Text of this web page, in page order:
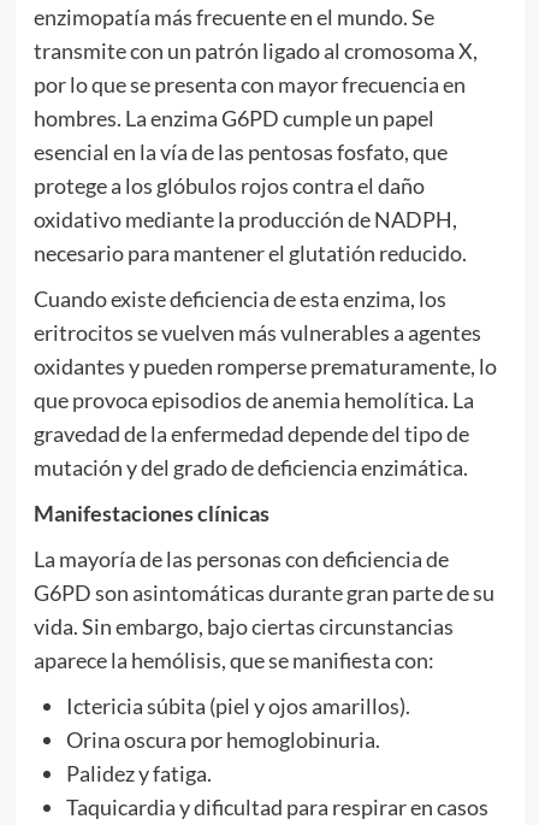
enzimopatía más frecuente en el mundo. Se
transmite con un patrón ligado al cromosoma X,
por lo que se presenta con mayor frecuencia en
hombres. La enzima G6PD cumple un papel
esencial en la vía de las pentosas fosfato, que
protege a los glóbulos rojos contra el daño
oxidativo mediante la producción de NADPH,
necesario para mantener el glutatión reducido.
Cuando existe deficiencia de esta enzima, los
eritrocitos se vuelven más vulnerables a agentes
oxidantes y pueden romperse prematuramente, lo
que provoca episodios de anemia hemolítica. La
gravedad de la enfermedad depende del tipo de
mutación y del grado de deficiencia enzimática.
Manifestaciones clínicas
La mayoría de las personas con deficiencia de
G6PD son asintomáticas durante gran parte de su
vida. Sin embargo, bajo ciertas circunstancias
aparece la hemólisis, que se manifiesta con:
Ictericia súbita (piel y ojos amarillos).
Orina oscura por hemoglobinuria.
Palidez y fatiga.
Taquicardia y dificultad para respirar en casos